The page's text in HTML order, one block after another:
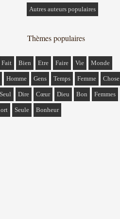
Autres auteurs populaires
Thèmes populaires
Fait Bien Etre Faire Vie Monde
Homme Gens Temps Femme Chose
Seul Dire Cœur Dieu Bon Femmes
Seule Bonheur